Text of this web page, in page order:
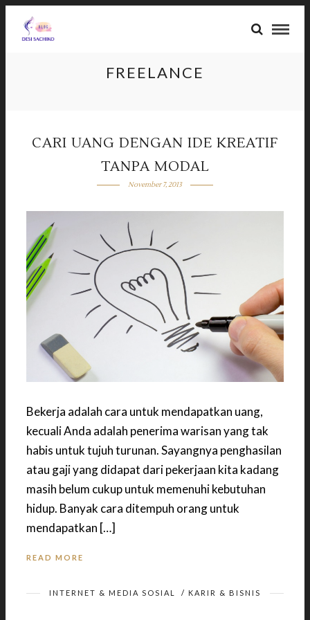
FREELANCE
CARI UANG DENGAN IDE KREATIF
TANPA MODAL
November 7, 2013
Bekerja adalah cara untuk mendapatkan uang,
kecuali Anda adalah penerima warisan yang tak
habis untuk tujuh turunan. Sayangnya penghasilan
atau gaji yang didapat dari pekerjaan kita kadang
masih belum cukup untuk memenuhi kebutuhan
hidup. Banyak cara ditempuh orang untuk
mendapatkan […]
READ MORE
INTERNET & MEDIA SOSIAL / KARIR & BISNIS